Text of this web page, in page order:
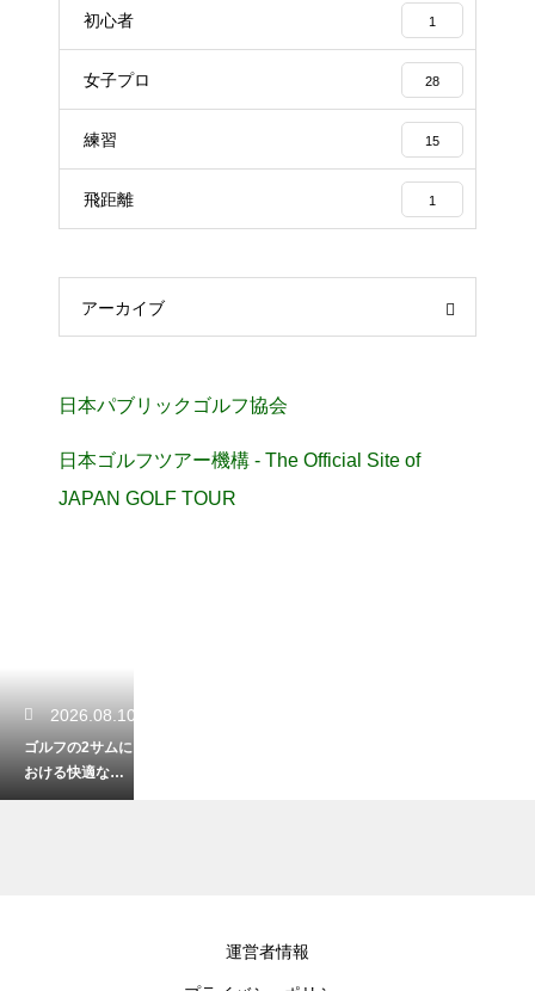
初心者 1
女子プロ 28
練習 15
飛距離 1
アーカイブ
日本パブリックゴルフ協会
日本ゴルフツアー機構 - The Official Site of
JAPAN GOLF TOUR
2026.08.10
ゴルフの2サムに
おける快適なプ
レー時間の目安
運営者情報